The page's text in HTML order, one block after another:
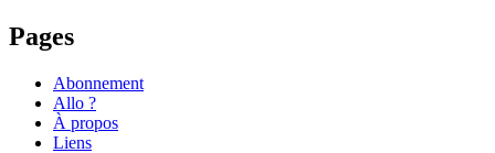
Pages
Abonnement
Allo ?
À propos
Liens